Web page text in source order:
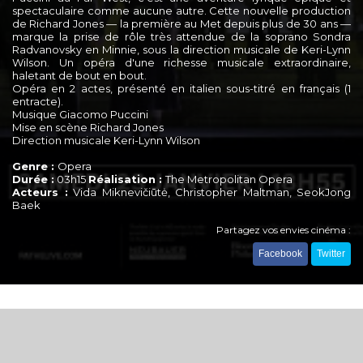
spectaculaire comme aucune autre. Cette nouvelle production
de Richard Jones — la première au Met depuis plus de 30 ans —
marque la prise de rôle très attendue de la soprano Sondra
Radvanovsky en Minnie, sous la direction musicale de Keri-Lynn
Wilson. Un opéra d'une richesse musicale extraordinaire,
haletant de bout en bout.
Opéra en 2 actes, présenté en italien sous-titré en français (1
entracte).
Musique Giacomo Puccini
Mise en scène Richard Jones
Direction musicale Keri-Lynn Wilson
Genre : Opera
Durée : 03h15 Réalisation :The Metropolitan Opera
Acteurs :Vida Miknevičiūtė, Christopher Maltman, SeokJong
Baek
Partagez vos envies cinéma :
Facebook Twitter